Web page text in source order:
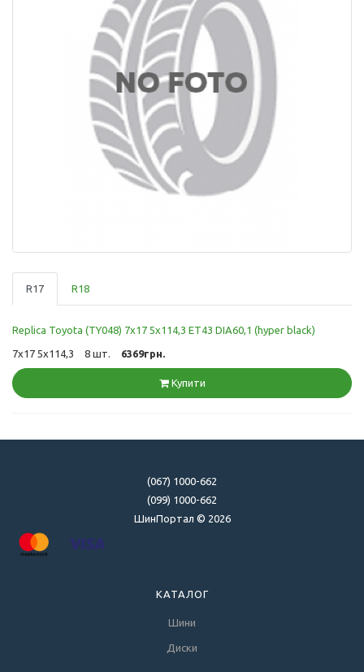
R17 R18
Replica Toyota (TY048) 7x17 5x114,3 ET43 DIA60,1 (hyper black)
7x17 5x114,3 8 шт. 6369грн.
Купити
(067) 1000-662
(099) 1000-662
ШинПортал © 2026
КАТАЛОГ
Шини
Диски